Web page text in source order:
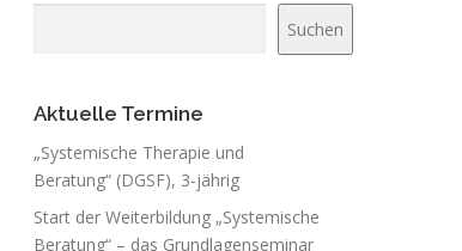
Suchen
Aktuelle Termine
„Systemische Therapie und
Beratung“ (DGSF), 3-jährig
Start der Weiterbildung „Systemische
Beratung“ – das Grundlagenseminar